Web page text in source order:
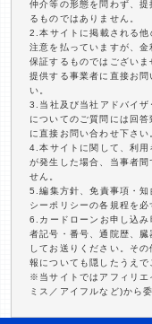
仲介等の形態を問わず、
るものではありません。
2.本サイトに掲載される
注意を払っていますが、
保証するものではござい
提供する事業者に直接お
い。
3.当社及び当社アドバイ
についてのご質問には回
に直接お問い合わせ下さい
4.本サイトに関して、利
が発生した場合、当事者
せん。
5.編集方針、免責事項・
シーポリシーの各規程を
6.カードローンお申し込
者記号・番号、通院歴、
してお送りください。そ
報についても隠したうえで
※当サイトではアフィリエ
ミス／アイフルなど)から